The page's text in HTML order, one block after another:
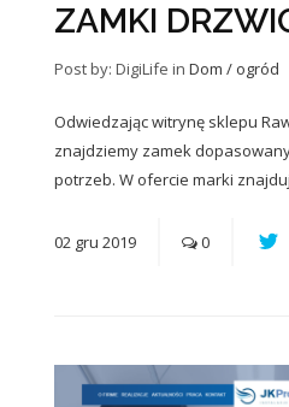
ZAMKI
Post by: DigiLife in Dom / ogród
Odwiedzając witrynę sklepu
znajdziemy zamek
potrzeb. W ofercie marki
02 gru 2019 0